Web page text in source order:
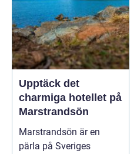
Upptäck det
charmiga hotellet på
Marstrandsön
Marstrandsön är en
pärla på Sveriges